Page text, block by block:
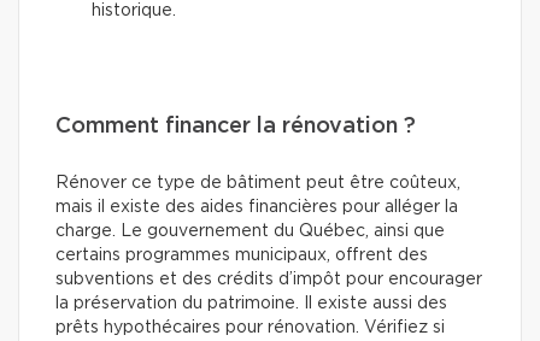
historique.
Comment financer la rénovation ?
Rénover ce type de bâtiment peut être coûteux,
mais il existe des aides financières pour alléger la
charge. Le gouvernement du Québec, ainsi que
certains programmes municipaux, offrent des
subventions et des crédits d’impôt pour encourager
la préservation du patrimoine. Il existe aussi des
prêts hypothécaires pour rénovation. Vérifiez si